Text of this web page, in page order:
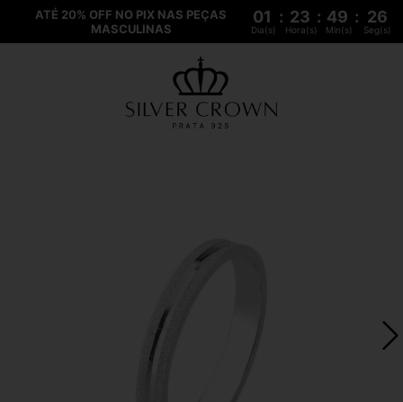
ATÉ 20% OFF NO PIX NAS PEÇAS
MASCULINAS
01 : 23 : 49 : 26
Dia(s) Hora(s) Min(s) Seg(s)